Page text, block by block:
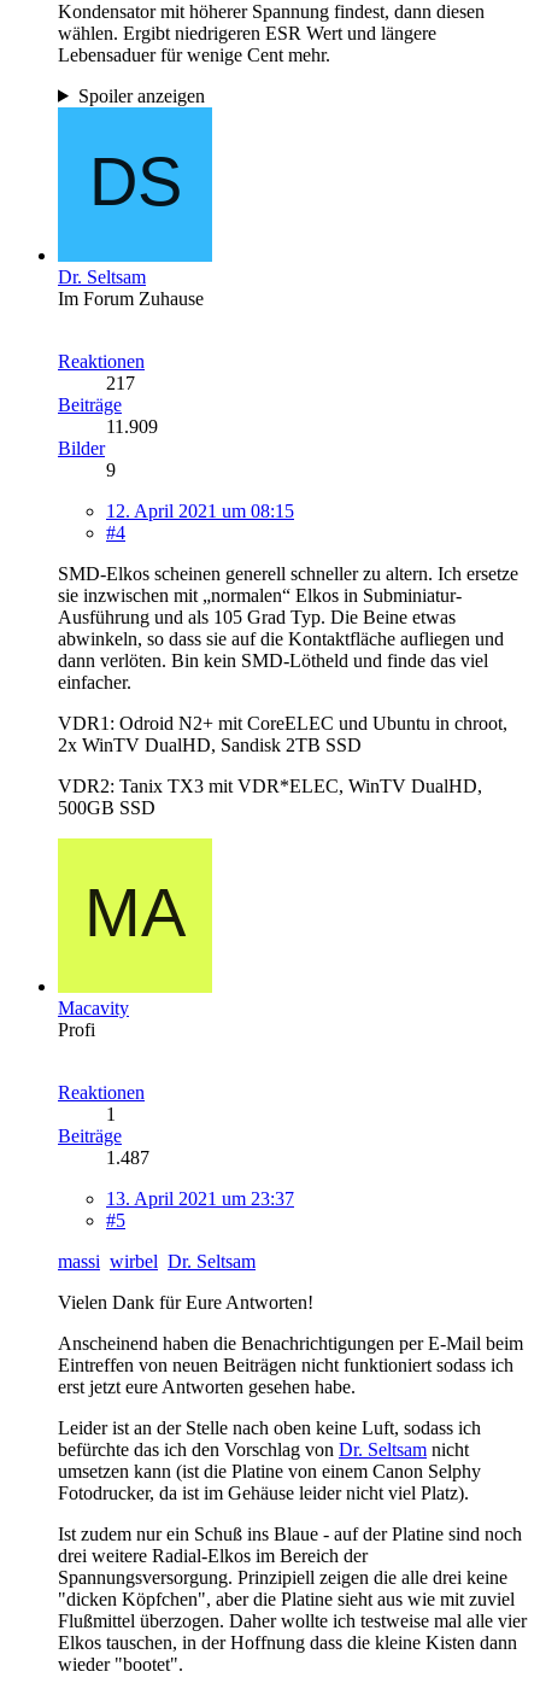
Kondensator mit höherer Spannung findest, dann diesen
wählen. Ergibt niedrigeren ESR Wert und längere
Lebensaduer für wenige Cent mehr.
Spoiler anzeigen
Dr. Seltsam
Im Forum Zuhause
Reaktionen
217
Beiträge
11.909
Bilder
9
12. April 2021 um 08:15
#4
SMD-Elkos scheinen generell schneller zu altern. Ich ersetze
sie inzwischen mit „normalen“ Elkos in Subminiatur-
Ausführung und als 105 Grad Typ. Die Beine etwas
abwinkeln, so dass sie auf die Kontaktfläche aufliegen und
dann verlöten. Bin kein SMD-Lötheld und finde das viel
einfacher.
VDR1: Odroid N2+ mit CoreELEC und Ubuntu in chroot,
2x WinTV DualHD, Sandisk 2TB SSD
VDR2: Tanix TX3 mit VDR*ELEC, WinTV DualHD,
500GB SSD
Macavity
Profi
Reaktionen
1
Beiträge
1.487
13. April 2021 um 23:37
#5
massi wirbel Dr. Seltsam
Vielen Dank für Eure Antworten!
Anscheinend haben die Benachrichtigungen per E-Mail beim
Eintreffen von neuen Beiträgen nicht funktioniert sodass ich
erst jetzt eure Antworten gesehen habe.
Leider ist an der Stelle nach oben keine Luft, sodass ich
befürchte das ich den Vorschlag von Dr. Seltsam nicht
umsetzen kann (ist die Platine von einem Canon Selphy
Fotodrucker, da ist im Gehäuse leider nicht viel Platz).
Ist zudem nur ein Schuß ins Blaue - auf der Platine sind noch
drei weitere Radial-Elkos im Bereich der
Spannungsversorgung. Prinzipiell zeigen die alle drei keine
"dicken Köpfchen", aber die Platine sieht aus wie mit zuviel
Flußmittel überzogen. Daher wollte ich testweise mal alle vier
Elkos tauschen, in der Hoffnung dass die kleine Kisten dann
wieder "bootet".